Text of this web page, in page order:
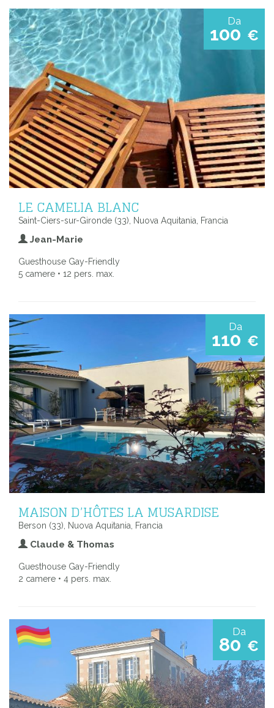
Da
100 €
LE CAMELIA BLANC
Saint-Ciers-sur-Gironde (33), Nuova Aquitania, Francia
Jean-Marie
Guesthouse Gay-Friendly
5 camere • 12 pers. max.
Da
110 €
MAISON D’HÔTES LA MUSARDISE
Berson (33), Nuova Aquitania, Francia
Claude & Thomas
Guesthouse Gay-Friendly
2 camere • 4 pers. max.
Da
80 €